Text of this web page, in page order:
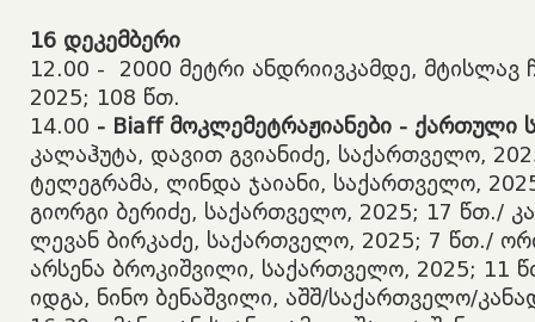
16 დეკემბერი
​12.00 - 2000 მეტრი ანდრიივკამდე, მტისლავ
2025; 108 წთ.
​14.00 - Biaff მოკლემეტრაჟიანები - ქართული
კალაჰუტა, დავით გვიანიძე, საქართველო,
ტელეგრამა, ლინდა ჯაიანი, საქართველო,
გიორგი ბერიძე, საქართველო, 2025; 17 წთ./
ლევან ბირკაძე, საქართველო, 2025; 7 წთ./
არსენა ბროკიშვილი, საქართველო, 2025; 11
იდგა, ნინო ბენაშვილი, აშშ/საქართველო/